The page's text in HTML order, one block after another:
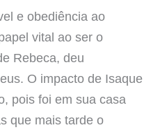
e obediência ao
vital ao ser o
Rebeca, deu
O impacto de Isaque
pois foi em sua casa
que mais tarde o